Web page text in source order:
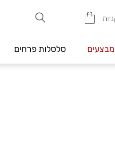
מבצעים סלסלות פרחים